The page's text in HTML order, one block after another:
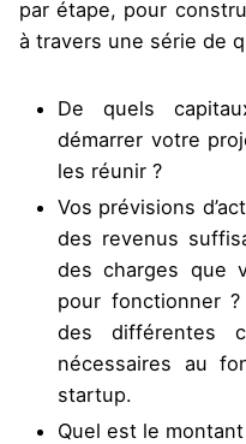
par étape, pour
à travers une série de
De quels
démarrer votre
les réunir ?
Vos prévisions
des revenus
des charges que
pour fonctionner
des différentes
nécessaires au
startup.
Quel est le